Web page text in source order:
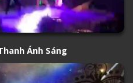
Ánh Sáng